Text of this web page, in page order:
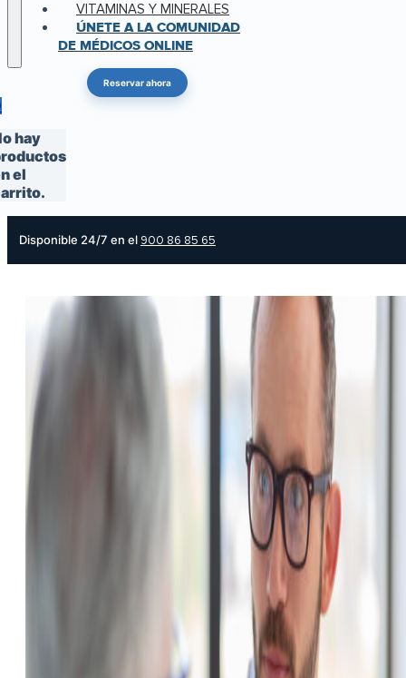
VITAMINAS Y MINERALES
ÚNETE A LA COMUNIDAD
DE MÉDICOS ONLINE
Reservar ahora
hay
el
Disponible 24/7 en el 900 86 85 65